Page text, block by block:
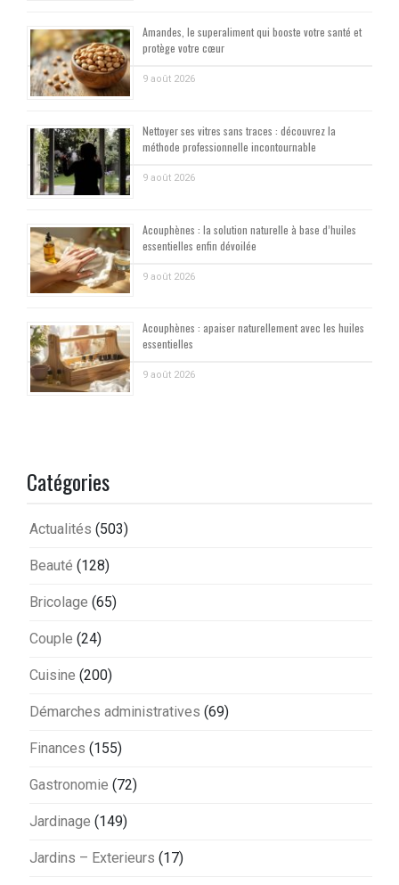
Amandes, le superaliment qui booste votre santé et
protège votre cœur
9 août 2026
Nettoyer ses vitres sans traces : découvrez la
méthode professionnelle incontournable
9 août 2026
Acouphènes : la solution naturelle à base d’huiles
essentielles enfin dévoilée
9 août 2026
Acouphènes : apaiser naturellement avec les huiles
essentielles
9 août 2026
Catégories
Actualités (503)
Beauté (128)
Bricolage (65)
Couple (24)
Cuisine (200)
Démarches administratives (69)
Finances (155)
Gastronomie (72)
Jardinage (149)
Jardins – Exterieurs (17)